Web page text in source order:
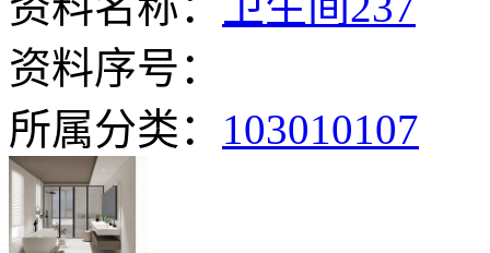
资料序号：
所属分类： 103010107